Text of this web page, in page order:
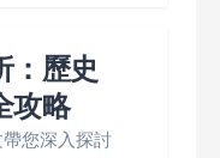
：歷史
攻略
您深入探討